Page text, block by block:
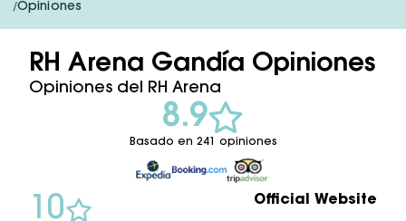
/Opiniones
RH Arena Gandía Opiniones
Opiniones del RH Arena
10 Official Website
8.9
Basado en 241 opiniones